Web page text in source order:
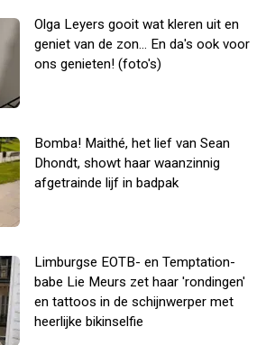
Olga Leyers gooit wat kleren uit en
geniet van de zon... En da's ook voor
ons genieten! (foto's)
Bomba! Maithé, het lief van Sean
Dhondt, showt haar waanzinnig
afgetrainde lijf in badpak
Limburgse EOTB- en Temptation-
babe Lie Meurs zet haar 'rondingen'
en tattoos in de schijnwerper met
heerlijke bikinselfie